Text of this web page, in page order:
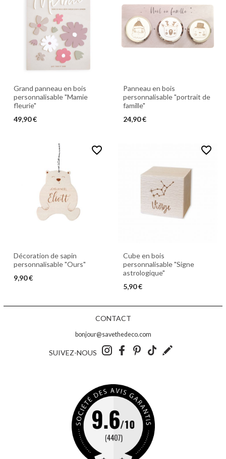
Grand panneau en bois
personnalisable "Mamie
fleurie"
49,90 €
Panneau en bois
personnalisable "portrait de
famille"
24,90 €
favorite_border
Décoration de sapin
personnalisable "Ours"
9,90 €
favorite_border
Cube en bois
personnalisable "Signe
astrologique"
5,90 €
CONTACT
bonjour@savethedeco.com
SUIVEZ-NOUS